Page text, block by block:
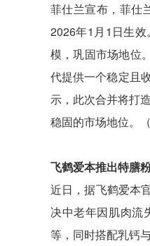
菲仕兰宣布，菲仕
2026年1月1日生
模，巩固市场地位
代提供一个稳定且
示，此次合并将打
稳固的市场地位。
飞鹤爱本推出特膳
近日，据飞鹤爱本
决中老年因肌肉流
等，同时搭配乳钙